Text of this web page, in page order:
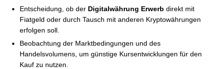
Entscheidung, ob der Digitalwährung Erwerb direkt mit
Fiatgeld oder durch Tausch mit anderen Kryptowährungen
erfolgen soll.
Beobachtung der Marktbedingungen und des
Handelsvolumens, um günstige Kursentwicklungen für den
Kauf zu nutzen.